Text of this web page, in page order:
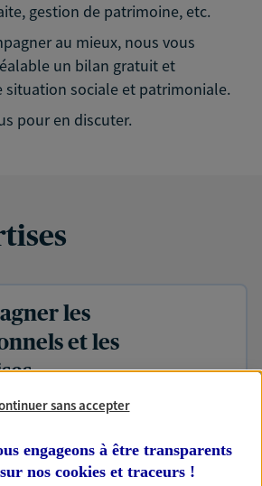
gestion de patrimoine, etc.
au mieux, nous vous
un bilan gratuit et
situation sociale et patrimoniale.
pour en discuter.
les
et les
sommes des indépendants. Nous
des solutions cohérentes pour
vos collaborateurs... mais aussi
famille.
sans accepter
engageons à être transparents
nos cookies et traceurs !